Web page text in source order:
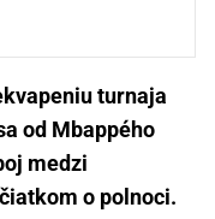
turnaja
od Mbappého
medzi
o polnoci.